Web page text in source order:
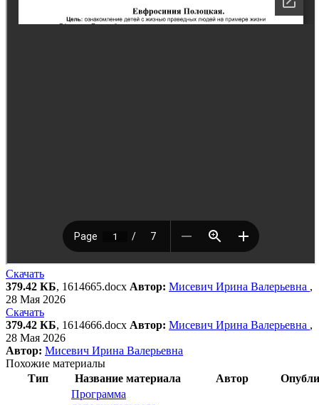
Скачать
379.42 КБ, 1614665.docx Автор: Мисевич Ирина Валерьевна ,
28 Мая 2026
Скачать
379.42 КБ, 1614666.docx Автор: Мисевич Ирина Валерьевна ,
28 Мая 2026
Автор: Мисевич Ирина Валерьевна
Похожие материалы
Тип
Название материала Автор
Программа